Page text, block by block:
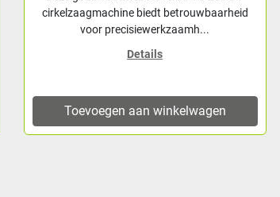
cirkelzaagmachine biedt betrouwbaarheid
voor precisiewerkzaamh...
Details
Toevoegen aan winkelwagen